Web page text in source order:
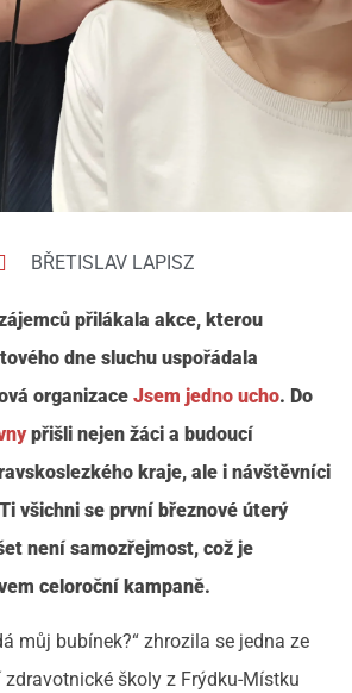
BŘETISLAV LAPISZ
přilákala akce, kterou
dne sluchu uspořádala
organizace Jsem jedno ucho. Do
přišli nejen žáci a budoucí
kraje, ale i návštěvníci
všichni se první březnové úterý
není samozřejmost, což je
celoroční kampaně.
můj bubínek?“ zhrozila se jedna ze
školy z Frýdku-Místku